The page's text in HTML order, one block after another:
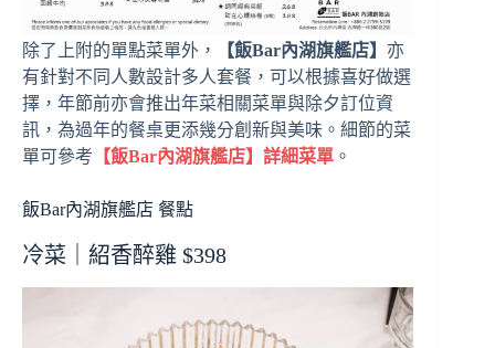
除了上附的單點菜單外， 【飯Bar內湖旗艦店】 亦
有針對不同人數設計多人套餐，可以根據喜好做選
擇，年節前亦會推出年菜相關菜單與除夕訂位資
訊，為過年的餐桌更添幾分創新與美味。細節的菜
單可參考 【飯Bar內湖旗艦店】 詳細菜單 。
飯Bar內湖旗艦店 餐點
冷菜｜紹香醉雞 $398